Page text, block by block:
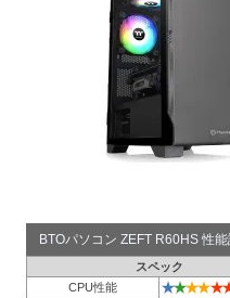
BTOパソコン ZEFT R60HS 性
スペック
CPU性能
★★★★★